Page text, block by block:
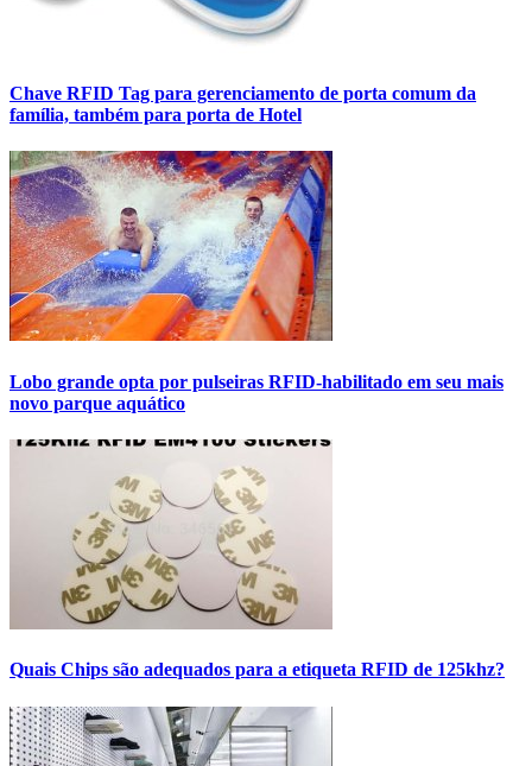
Chave RFID Tag para gerenciamento de porta comum da
família, também para porta de Hotel
Lobo grande opta por pulseiras RFID-habilitado em seu mais
novo parque aquático
Quais Chips são adequados para a etiqueta RFID de 125khz?